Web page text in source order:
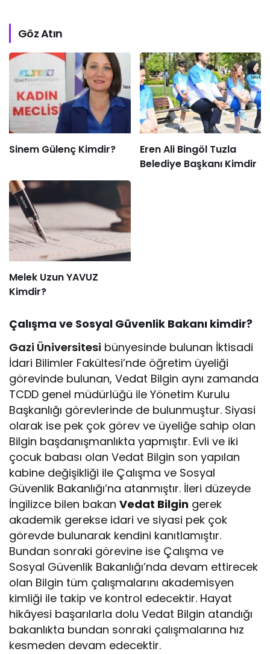
Göz Atın
Sinem Gülenç Kimdir?
Eren Ali Bingöl Tuzla
Belediye Başkanı Kimdir
Melek Uzun YAVUZ
Kimdir?
Çalışma ve Sosyal Güvenlik Bakanı kimdir?
Gazi Üniversitesi bünyesinde bulunan İktisadi
İdari Bilimler Fakültesi’nde öğretim üyeliği
görevinde bulunan, Vedat Bilgin aynı zamanda
TCDD genel müdürlüğü ile Yönetim Kurulu
Başkanlığı görevlerinde de bulunmuştur. Siyasi
olarak ise pek çok görev ve üyeliğe sahip olan
Bilgin başdanışmanlıkta yapmıştır. Evli ve iki
çocuk babası olan Vedat Bilgin son yapılan
kabine değişikliği ile Çalışma ve Sosyal
Güvenlik Bakanlığı’na atanmıştır. İleri düzeyde
İngilizce bilen bakanVedat Bilgin gerek
akademik gerekse idari ve siyasi pek çok
görevde bulunarak kendini kanıtlamıştır.
Bundan sonraki görevine ise Çalışma ve
Sosyal Güvenlik Bakanlığı’nda devam ettirecek
olan Bilgin tüm çalışmalarını akademisyen
kimliği ile takip ve kontrol edecektir. Hayat
hikâyesi başarılarla dolu Vedat Bilgin atandığı
bakanlıkta bundan sonraki çalışmalarına hız
kesmeden devam edecektir.